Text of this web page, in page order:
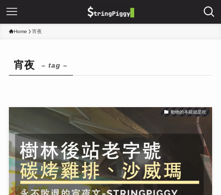
Home 宵夜
宵夜 – tag –
動物的本能就是吃